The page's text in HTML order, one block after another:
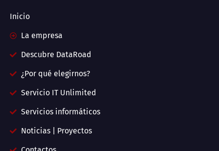
Inicio
La empresa
Descubre DataRoad
¿Por qué elegirnos?
Servicio IT Unlimited
Servicios informáticos
Noticias | Proyectos